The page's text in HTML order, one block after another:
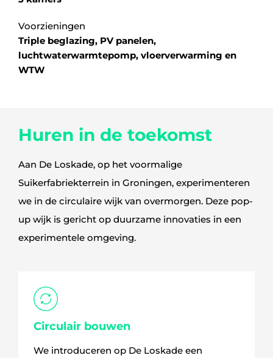
Voorzieningen
Triple beglazing, PV panelen,
luchtwaterwarmtepomp, vloerverwarming en
WTW
Huren in de toekomst
Aan De Loskade, op het voormalige
Suikerfabriekterrein in Groningen, experimenteren
we in de circulaire wijk van overmorgen. Deze pop-
up wijk is gericht op duurzame innovaties in een
experimentele omgeving.
Circulair bouwen
We introduceren op De Loskade een